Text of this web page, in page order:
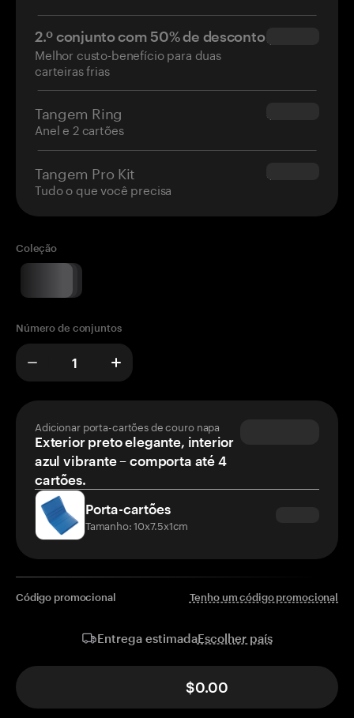
2.º conjunto com 50% de desconto
Melhor custo-benefício para duas
carteiras frias
$34.95
Tangem Ring
Anel e 2 cartões
$160.00
Tangem Pro Kit
Tudo o que você precisa
$180.00
Coleção
Número de conjuntos
Adicionar porta-cartões de couro napa
Exterior preto elegante, interior
azul vibrante – comporta até 4
cartões.
Porta-cartões
Tamanho: 10x7.5x1cm
Código promocional Tenho um código promocional
Entrega estimadaEscolher país
$0.00